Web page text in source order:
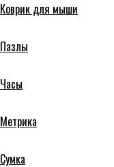
Коврик для мыши
Пазлы
Часы
Метрика
Сумка